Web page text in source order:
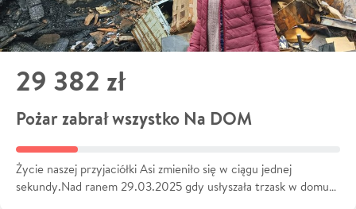
29 382 zł
Pożar zabrał wszystko Na DOM
Życie naszej przyjaciółki Asi zmieniło się w ciągu jednej
sekundy.Nad ranem 29.03.2025 gdy usłyszała trzask w domu…